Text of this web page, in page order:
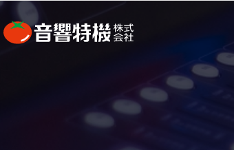
PRODUCTS
CONCEPT
COMPANY